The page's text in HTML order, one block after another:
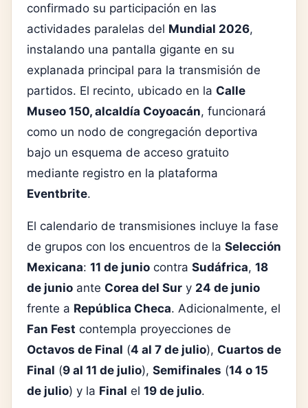
confirmado su participación en las
actividades paralelas del Mundial 2026,
instalando una pantalla gigante en su
explanada principal para la transmisión de
partidos. El recinto, ubicado en la Calle
Museo 150, alcaldía Coyoacán, funcionará
como un nodo de congregación deportiva
bajo un esquema de acceso gratuito
mediante registro en la plataforma
Eventbrite.
El calendario de transmisiones incluye la fase
de grupos con los encuentros de la Selección
Mexicana: 11 de junio contra Sudáfrica, 18
de junio ante Corea del Sur y 24 de junio
frente a República Checa. Adicionalmente, el
Fan Fest contempla proyecciones de
Octavos de Final (4 al 7 de julio), Cuartos de
Final (9 al 11 de julio), Semifinales (14 o 15
de julio) y la Final el 19 de julio.